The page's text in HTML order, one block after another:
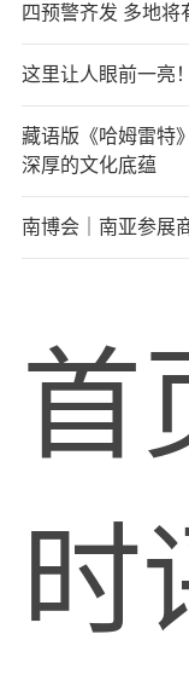
四预警齐发 多地将
这里让人眼前一亮
藏语版《哈姆雷特
深厚的文化底蕴
南博会｜南亚参展
首
时